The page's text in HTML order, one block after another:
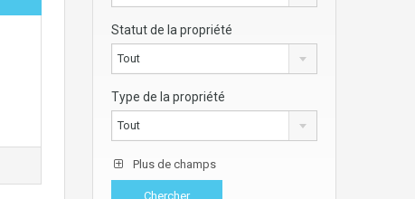
Statut de la propriété
Tout
Type de la propriété
Tout
Plus de champs